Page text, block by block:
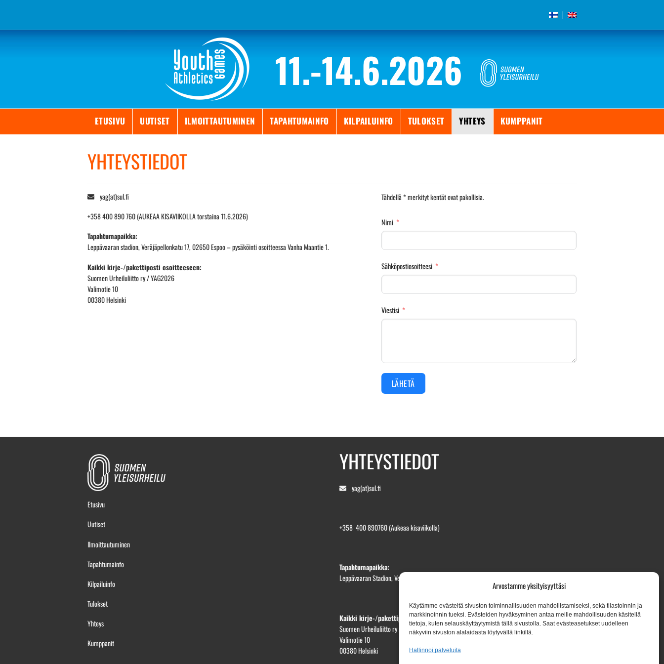
Arvostamme yksityisyyttäsi
Käytämme evästeitä sivuston toiminnallisuuden mahdollistamiseksi, sekä tilastoinnin ja
markkinoinnin tueksi. Evästeiden hyväksyminen antaa meille mahdollisuuden käsitellä
tietoja, kuten selauskäyttäytymistä tällä sivustolla. Saat evästeasetukset uudelleen
näkyviin sivuston alalaidasta löytyvällä linkillä.
Hallinnoi palveluita
content
11.-14.6.2026
ETUSIVU UUTISET ILMOITTAUTUMINEN TAPAHTUMAINFO KILPAILUINFO TULOKSET YHTEYS KUMPPANIT
YHTEYSTIEDOT
yag(at)sul.fi
+358 400 890 760 (AUKEAA KISAVIIKOLLA torstaina 11.6.2026)
Tapahtumapaikka:
Leppävaaran stadion, Veräjäpellonkatu 17, 02650 Espoo – pysäköinti osoitteessa Vanha Maantie 1.
Kaikki kirje-/pakettiposti osoitteeseen:
Suomen Urheiluliitto ry / YAG2026
Valimotie 10
00380 Helsinki
Tähdellä * merkityt kentät ovat pakollisia.
Nimi
Sähköpostiosoitteesi
Viestisi
LÄHETÄ
Etusivu
Uutiset
Ilmoittautuminen
Tapahtumainfo
Kilpailuinfo
Tulokset
Yhteys
Kumppanit
YHTEYSTIEDOT
yag(at)sul.fi
+358 400 890760(Aukeaa kisaviikolla)
Tapahtumapaikka:
Leppävaaran Stadion, Veräjäpellonkatu 17, 02650 Espoo
Kaikki kirje-/pakettiposti osoitteeseen:
Suomen Urheiluliitto ry / YAG2026
Valimotie 10
00380 Helsinki